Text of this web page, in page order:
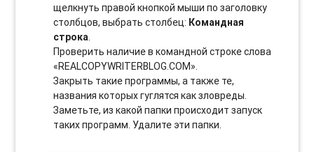
щелкнуть правой кнопкой мыши по заголовку
столбцов, выбрать столбец: Командная
строка.
Проверить наличие в командной строке слова
«REALCOPYWRITERBLOG.COM».
Закрыть такие программы, а также те,
названия которых гуглятся как зловреды.
Заметьте, из какой папки происходит запуск
таких программ. Удалите эти папки.